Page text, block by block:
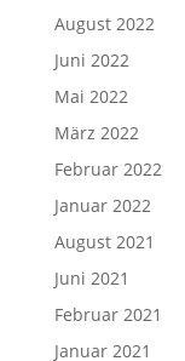
August 2022
Juni 2022
Mai 2022
März 2022
Februar 2022
Januar 2022
August 2021
Juni 2021
Februar 2021
Januar 2021